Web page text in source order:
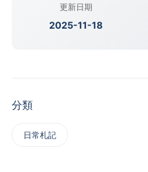
更新日期
2025-11-18
分類
日常札記